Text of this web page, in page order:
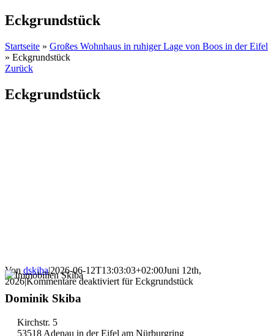
Eckgrundstück
Startseite » Großes Wohnhaus in ruhiger Lage von Boos in der Eifel
» Eckgrundstück
Zurück
Eckgrundstück
Von dskiba|2026-06-12T13:03:03+02:00Juni 12th,
2026|Kommentare deaktiviert für Eckgrundstück
Dominik Skiba
Kirchstr. 5
53518 Adenau in der Eifel am Nürburgring